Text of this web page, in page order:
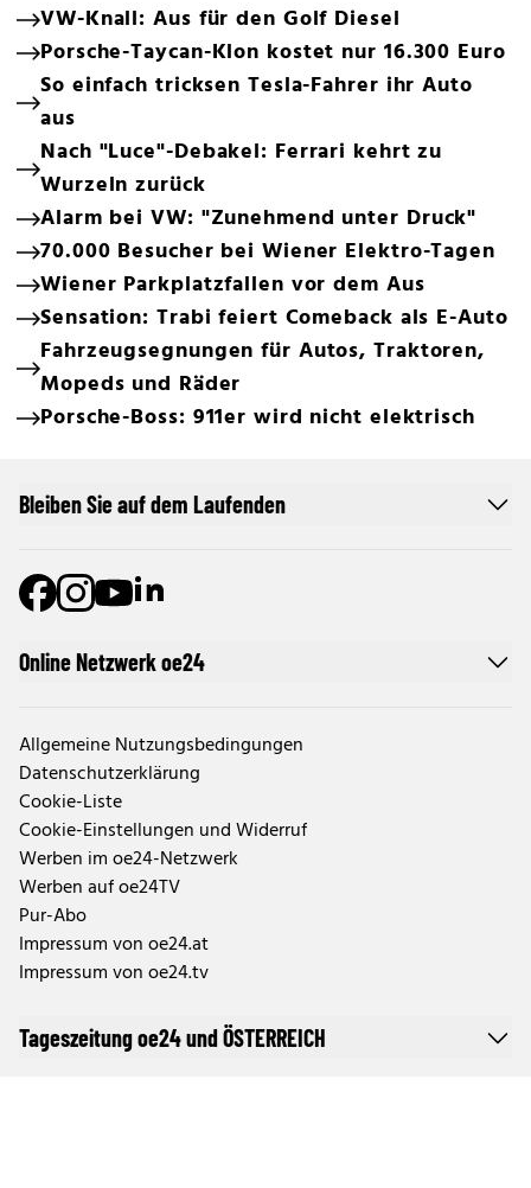
VW-Knall: Aus für den Golf Diesel
Porsche-Taycan-Klon kostet nur 16.300 Euro
So einfach tricksen Tesla-Fahrer ihr Auto
aus
Nach "Luce"-Debakel: Ferrari kehrt zu
Wurzeln zurück
Alarm bei VW: "Zunehmend unter Druck"
70.000 Besucher bei Wiener Elektro-Tagen
Wiener Parkplatzfallen vor dem Aus
Sensation: Trabi feiert Comeback als E-Auto
Fahrzeugsegnungen für Autos, Traktoren,
Mopeds und Räder
Porsche-Boss: 911er wird nicht elektrisch
Online Netzwerk oe24
Allgemeine Nutzungsbedingungen
Datenschutzerklärung
Cookie-Liste
Cookie-Einstellungen und Widerruf
Werben im oe24-Netzwerk
Werben auf oe24TV
Pur-Abo
Impressum von oe24.at
Impressum von oe24.tv
Tageszeitung oe24 und ÖSTERREICH
Bleiben Sie auf dem Laufenden